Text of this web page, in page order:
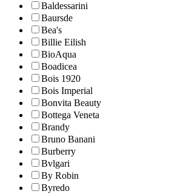
Baldessarini
Baursde
Bea's
Billie Eilish
BioAqua
Boadicea
Bois 1920
Bois Imperial
Bonvita Beauty
Bottega Veneta
Brandy
Bruno Banani
Burberry
Bvlgari
By Robin
Byredo